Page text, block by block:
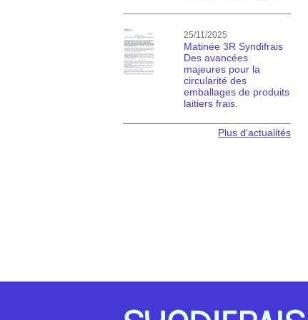
25/11/2025
Matinée 3R Syndifrais
Des avancées
majeures pour la
circularité des
emballages de produits
laitiers frais.
Plus d'actualités